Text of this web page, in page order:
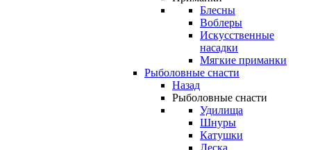
Блесны
Воблеры
Искусственные
насадки
Мягкие приманки
Рыболовные снасти
Назад
Рыболовные снасти
Удилища
Шнуры
Катушки
Леска